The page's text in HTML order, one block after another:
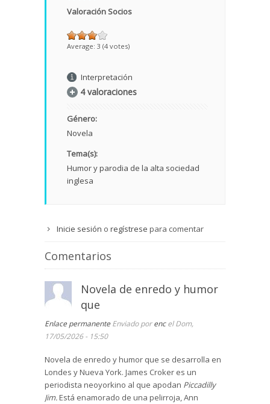
Valoración Socios
Average: 3 (4 votes)
Interpretación
4 valoraciones
Género:
Novela
Tema(s):
Humor y parodia de la alta sociedad
inglesa
Inicie sesión o regístrese para comentar
Comentarios
Novela de enredo y humor
que
Enlace permanente Enviado porencel Dom,
17/05/2026 - 15:50
Novela de enredo y humor que se desarrolla en
Londes y Nueva York. James Croker es un
periodista neoyorkino al que apodan Piccadilly
Jim.Está enamorado de una pelirroja, Ann